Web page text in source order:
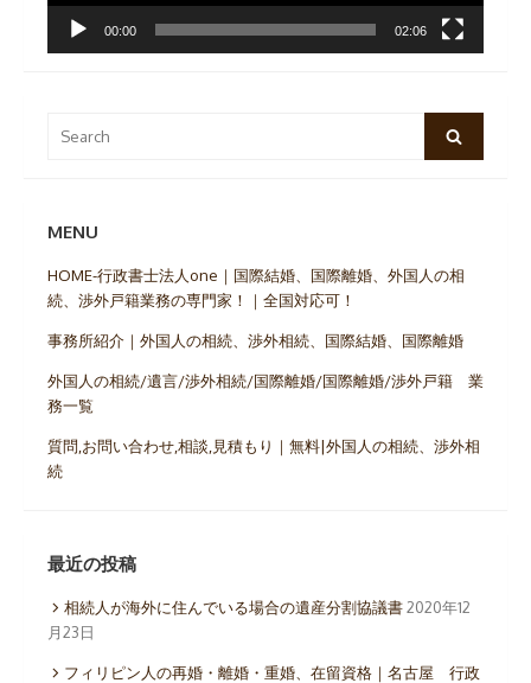
00:00 02:06
Search
MENU
HOME-行政書士法人one｜国際結婚、国際離婚、外国人の相
続、渉外戸籍業務の専門家！｜全国対応可！
事務所紹介｜外国人の相続、渉外相続、国際結婚、国際離婚
外国人の相続/遺言/渉外相続/国際離婚/国際離婚/渉外戸籍 業
務一覧
質問,お問い合わせ,相談,見積もり｜無料|外国人の相続、渉外相
続
最近の投稿
相続人が海外に住んでいる場合の遺産分割協議書2020年12
月23日
フィリピン人の再婚・離婚・重婚、在留資格｜名古屋 行政